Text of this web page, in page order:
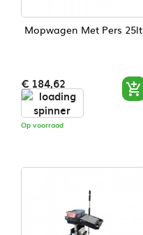
Mopwagen Met Pers 25lt
€ 184,62
Op voorraad
